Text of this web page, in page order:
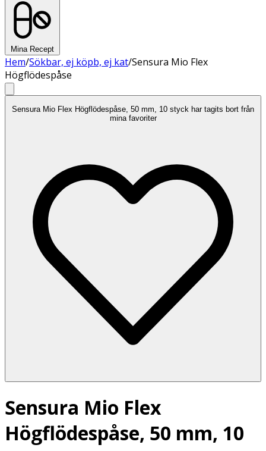
Mina Recept
Hem/Sökbar, ej köpb, ej kat/Sensura Mio Flex
Högflödespåse
Sensura Mio Flex Högflödespåse, 50 mm, 10 styck har tagits bort från
mina favoriter
Sensura Mio Flex
Högflödespåse, 50 mm, 10